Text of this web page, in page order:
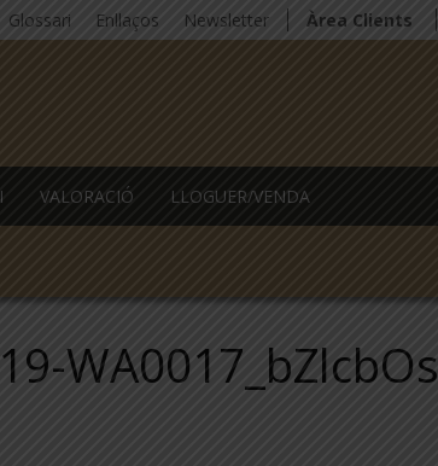
Glossari Enllaços Newsletter Àrea Clients
VALORACIÓ LLOGUER/VENDA
WA0017_bZlcbOs